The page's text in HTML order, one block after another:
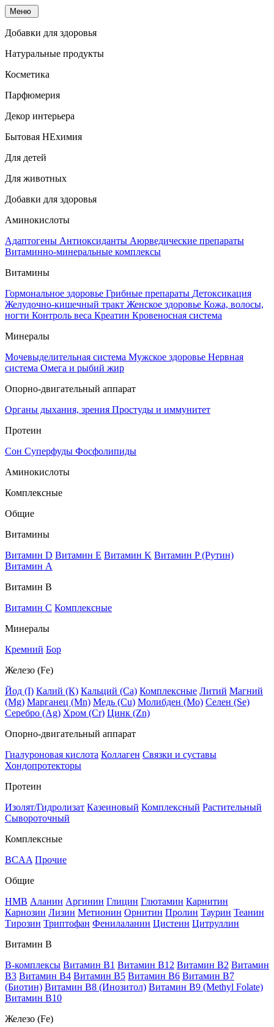
Меню
Добавки для здоровья
Натуральные продукты
Косметика
Парфюмерия
Декор интерьера
Бытовая НЕхимия
Для детей
Для животных
Добавки для здоровья
Аминокислоты
Адаптогены Антиоксиданты Аюрведические препараты
Витаминно-минеральные комплексы
Витамины
Гормональное здоровье Грибные препараты Детоксикация
Желудочно-кишечный тракт Женское здоровье Кожа, волосы,
ногти Контроль веса Креатин Кровеносная система
Минералы
Мочевыделительная система Мужское здоровье Нервная
система Омега и рыбий жир
Опорно-двигательный аппарат
Органы дыхания, зрения Простуды и иммунитет
Протеин
Сон Суперфуды Фосфолипиды
Аминокислоты
Комплексные
Общие
Витамины
Витамин D Витамин E Витамин K Витамин P (Рутин)
Витамин А
Витамин В
Витамин C Комплексные
Минералы
Кремний Бор
Железо (Fe)
Йод (I) Калий (К) Кальций (Са) Комплексные Литий Магний
(Mg) Марганец (Mn) Медь (Сu) Молибден (Мо) Селен (Se)
Серебро (Ag) Хром (Cr) Цинк (Zn)
Опорно-двигательный аппарат
Гиалуроновая кислота Коллаген Связки и суставы
Хондопротекторы
Протеин
Изолят/Гидролизат Казеиновый Комплексный Растительный
Сывороточный
Комплексные
BCAA Прочие
Общие
HMB Аланин Аргинин Глицин Глютамин Карнитин
Карнозин Лизин Метионин Орнитин Пролин Таурин Теанин
Тирозин Триптофан Фенилаланин Цистеин Цитруллин
Витамин В
B-комплексы Витамин B1 Витамин B12 Витамин B2 Витамин
B3 Витамин B4 Витамин B5 Витамин B6 Витамин B7
(Биотин) Витамин B8 (Инозитол) Витамин B9 (Methyl Folate)
Витамин В10
Железо (Fe)